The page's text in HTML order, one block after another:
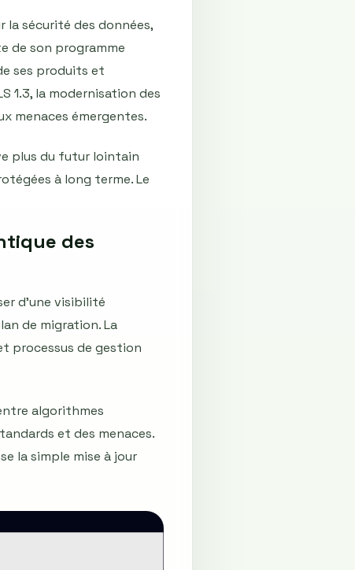
sécurité des données,
de son programme
ses produits et
1.3, la modernisation des
menaces émergentes.
plus du futur lointain
à long terme. Le
des
d'une visibilité
de migration. La
processus de gestion
algorithmes
et des menaces.
la simple mise à jour